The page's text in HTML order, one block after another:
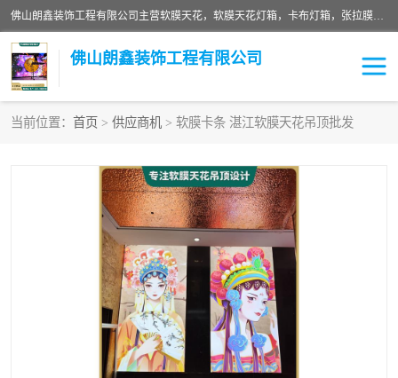
佛山朗鑫装饰工程有限公司主营软膜天花，软膜天花灯箱，卡布灯箱，张拉膜等产品，价格实惠，支持定制；公司专业装饰铺面，家居，会展特装，软膜等工程，技能精良人员，安装快、价格合理，质量保证、热诚与各方有识人士合作，欢迎新老客户来电咨询。
佛山朗鑫装饰工程有限公司
当前位置： 首页 > 供应商机 > 软膜卡条 湛江软膜天花吊顶批发
软膜吊顶